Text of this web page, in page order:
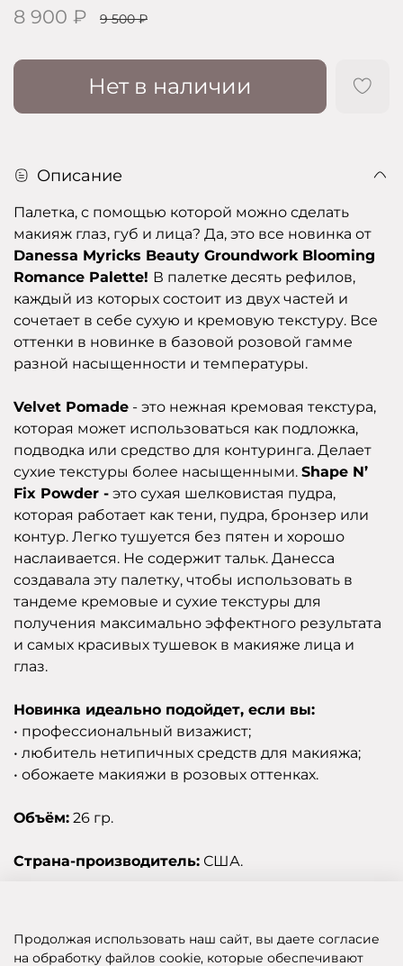
8 900 ₽ 9 500 ₽
Нет в наличии
Описание
Палетка, с помощью которой можно сделать
макияж глаз, губ и лица? Да, это все новинка от
Danessa Myricks Beauty Groundwork Blooming
Romance Palette! В палетке десять рефилов,
каждый из которых состоит из двух частей и
сочетает в себе сухую и кремовую текстуру. Все
оттенки в новинке в базовой розовой гамме
разной насыщенности и температуры.
Velvet Pomade - это нежная кремовая текстура,
которая может использоваться как подложка,
подводка или средство для контуринга. Делает
сухие текстуры более насыщенными. Shape N’
Fix Powder - это сухая шелковистая пудра,
которая работает как тени, пудра, бронзер или
контур. Легко тушуется без пятен и хорошо
наслаивается. Не содержит тальк. Данесса
создавала эту палетку, чтобы использовать в
тандеме кремовые и сухие текстуры для
получения максимально эффектного результата
и самых красивых тушевок в макияже лица и
глаз.
Новинка идеально подойдет, если вы:
• профессиональный визажист;
• любитель нетипичных средств для макияжа;
• обожаете макияжи в розовых оттенках.
Объём: 26 гр.
Страна-производитель: США.
Продолжая использовать наш сайт, вы даете согласие
на обработку файлов cookie, которые обеспечивают